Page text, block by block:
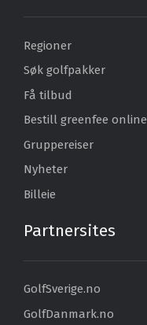
Regioner
Søk golfpakker
Få tilbud
Bestill greenfee online
Gruppereiser
Nyheter
Billeie
Partnersites
GolfSverige.no
GolfDanmark.no